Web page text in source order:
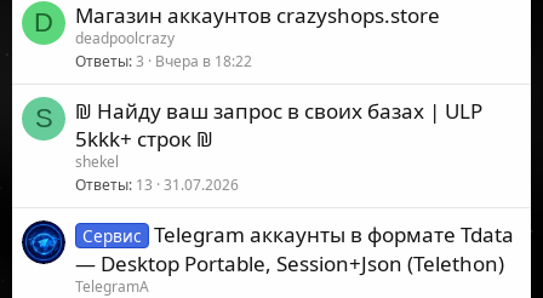
D Магазин аккаунтов crazyshops.store
deadpoolcrazy
Ответы 3 Вчера в 18:22
S
₪ Найду ваш запрос в своих базах | ULP
5kkk+ строк ₪
shekel
Ответы 13 31.07.2026
Сервис Telegram аккаунты в формате Tdata
— Desktop Portable, Session+Json (Telethon)
TelegramA